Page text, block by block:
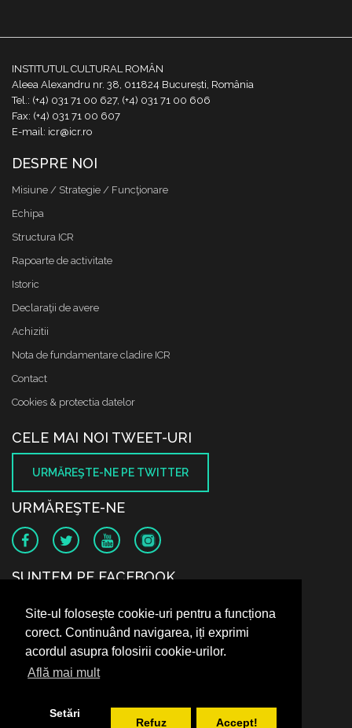
Site-ul folosește cookie-uri pentru a funcționa
corect. Continuând navigarea, iți exprimi
acordul asupra folosirii cookie-urilor.
Află mai mult
Setări
Refuz Accept!
INSTITUTUL CULTURAL ROMÂN
Aleea Alexandru nr. 38, 011824 București, România
Tel.: (+4) 031 71 00 627, (+4) 031 71 00 606
Fax: (+4) 031 71 00 607
E-mail: icr@icr.ro
DESPRE NOI
Misiune / Strategie / Funcţionare
Echipa
Structura ICR
Rapoarte de activitate
Istoric
Declaraţii de avere
Achizitii
Nota de fundamentare cladire ICR
Contact
Cookies & protectia datelor
CELE MAI NOI TWEET-URI
URMĂREŞTE-NE PE TWITTER
URMĂREŞTE-NE
SUNTEM PE FACEBOOK